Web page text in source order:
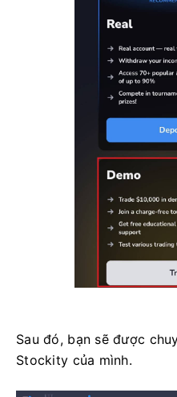
Sau đó, bạn sẽ được
Stockity của mình.